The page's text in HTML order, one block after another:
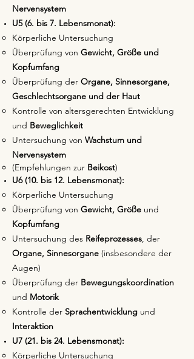
Nervensystem
U5 (6. bis 7. Lebensmonat):
Körperliche Untersuchung
Überprüfung von Gewicht, Größe und
Kopfumfang
Überprüfung der Organe, Sinnesorgane,
Geschlechtsorgane und der Haut
Kontrolle von altersgerechten Entwicklung
und Beweglichkeit
Untersuchung von Wachstum und
Nervensystem
(Empfehlungen zur Beikost)
U6 (10. bis 12. Lebensmonat):
Körperliche Untersuchung
Überprüfung von Gewicht, Größe und
Kopfumfang
Untersuchung des Reifeprozesses, der
Organe, Sinnesorgane (insbesondere der
Augen)
Überprüfung der Bewegungskoordination
und Motorik
Kontrolle der Sprachentwicklung und
Interaktion
U7 (21. bis 24. Lebensmonat):
Körperliche Untersuchung